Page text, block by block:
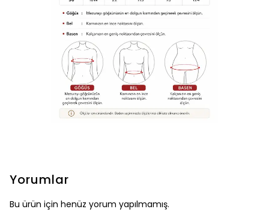
Yorumlar
Bu ürün için henüz yorum yapılmamış.